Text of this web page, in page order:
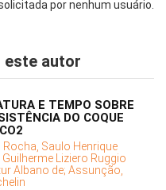
por nenhum usuário.
este autor
E TEMPO SOBRE
DO COQUE
Rocha, Saulo Henrique
Guilherme Liziero Ruggio
Albano de; Assunção,